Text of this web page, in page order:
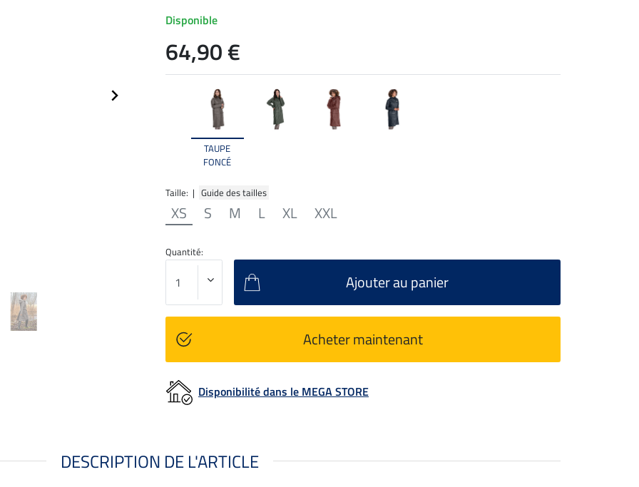
TAUPE
FONCÉ
Taille: | Guide des tailles
XS S M L XL XXL
Disponible
64,90 €
Quantité:
Ajouter au panier
Acheter maintenant
Disponibilité dans le MEGA STORE
DESCRIPTION DE L'ARTICLE